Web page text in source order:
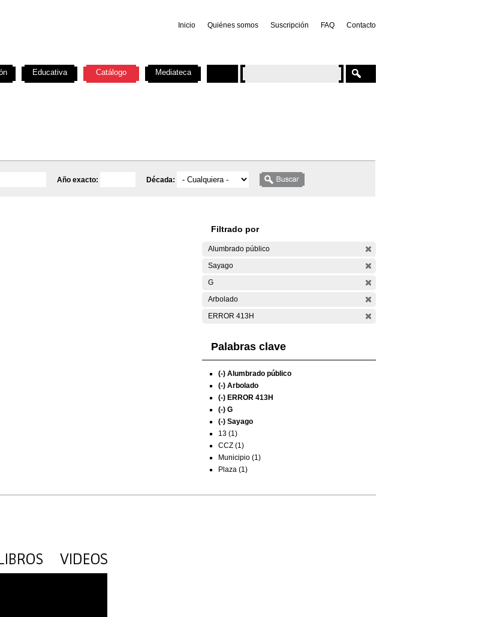
Inicio Quiénes somos Suscripción FAQ Contacto
Año exacto: Década:
Filtrado por
Alumbrado público
Sayago
G
Arbolado
ERROR 413H
Palabras clave
(-) Alumbrado público
(-) Arbolado
(-) ERROR 413H
(-) G
(-) Sayago
13 (1)
CCZ (1)
Municipio (1)
Plaza (1)
Educativa Catálogo Mediateca